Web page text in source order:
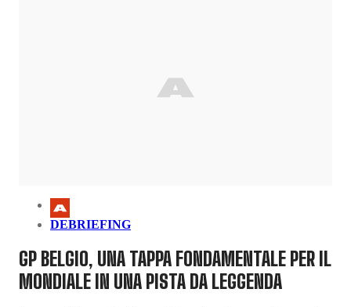
DEBRIEFING
GP BELGIO, UNA TAPPA FONDAMENTALE PER IL
MONDIALE IN UNA PISTA DA LEGGENDA